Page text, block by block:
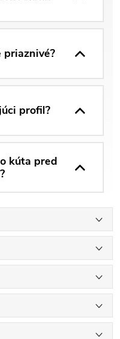
priaznivé?
profil?
kúta pred